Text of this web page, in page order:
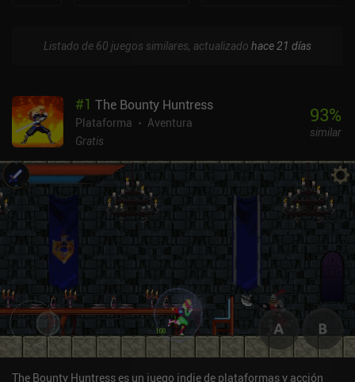
Listado de 60 juegos similares, actualizado hace 21 días
#1 The Bounty Huntress
Plataforma
Aventura
Gratis
93%
similar
The Bounty Huntress es un juego indie de plataformas y acción